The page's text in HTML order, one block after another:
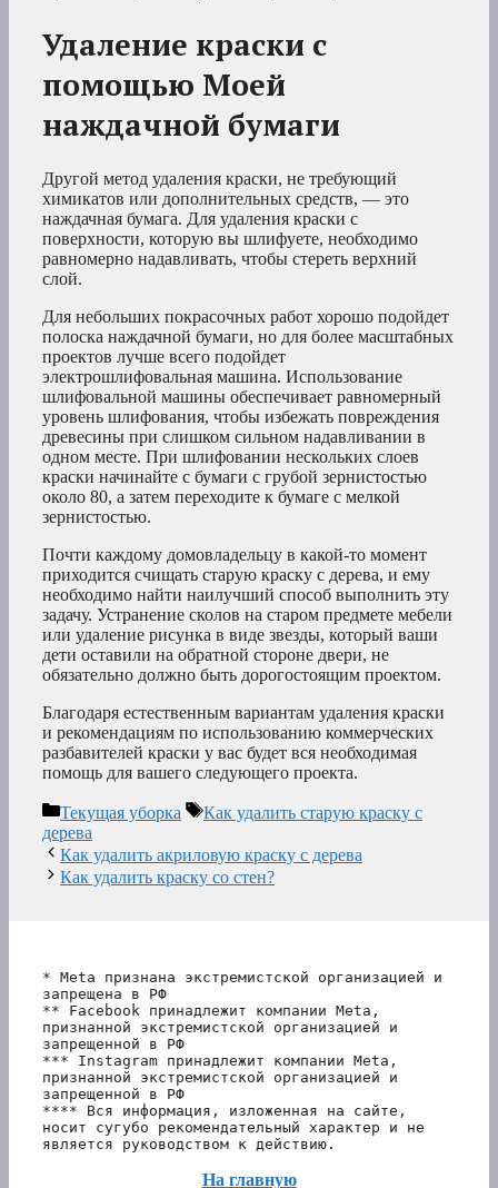
Удаление краски с
помощью Моей
наждачной бумаги
Другой метод удаления краски, не требующий
химикатов или дополнительных средств, — это
наждачная бумага. Для удаления краски с
поверхности, которую вы шлифуете, необходимо
равномерно надавливать, чтобы стереть верхний
слой.
Для небольших покрасочных работ хорошо подойдет
полоска наждачной бумаги, но для более масштабных
проектов лучше всего подойдет
электрошлифовальная машина. Использование
шлифовальной машины обеспечивает равномерный
уровень шлифования, чтобы избежать повреждения
древесины при слишком сильном надавливании в
одном месте. При шлифовании нескольких слоев
краски начинайте с бумаги с грубой зернистостью
около 80, а затем переходите к бумаге с мелкой
зернистостью.
Почти каждому домовладельцу в какой-то момент
приходится счищать старую краску с дерева, и ему
необходимо найти наилучший способ выполнить эту
задачу. Устранение сколов на старом предмете мебели
или удаление рисунка в виде звезды, который ваши
дети оставили на обратной стороне двери, не
обязательно должно быть дорогостоящим проектом.
Благодаря естественным вариантам удаления краски
и рекомендациям по использованию коммерческих
разбавителей краски у вас будет вся необходимая
помощь для вашего следующего проекта.
Рубрики
Текущая уборка Метки
Как удалить старую краску с
дерева
Как удалить акриловую краску с дерева
Как удалить краску со стен?
* Meta признана экстремистской организацией и
запрещена в РФ
** Facebook принадлежит компании Meta,
признанной экстремистской организацией и
запрещенной в РФ
*** Instagram принадлежит компании Meta,
признанной экстремистской организацией и
запрещенной в РФ
**** Вся информация, изложенная на сайте,
носит сугубо рекомендательный характер и не
является руководством к действию.
На главную